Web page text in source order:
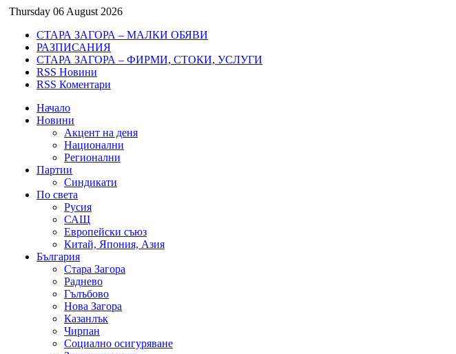
Thursday 06 August 2026
СТАРА ЗАГОРА – МАЛКИ ОБЯВИ
РАЗПИСАНИЯ
СТАРА ЗАГОРА – ФИРМИ, СТОКИ, УСЛУГИ
RSS Новини
RSS Коментари
Начало
Новини
Акцент на деня
Национални
Регионални
Партии
Синдикати
По света
Русия
САЩ
Европейски съюз
Китай, Япония, Азия
България
Стара Загора
Раднево
Гълъбово
Нова Загора
Казанлък
Чирпан
Социално осигуряване